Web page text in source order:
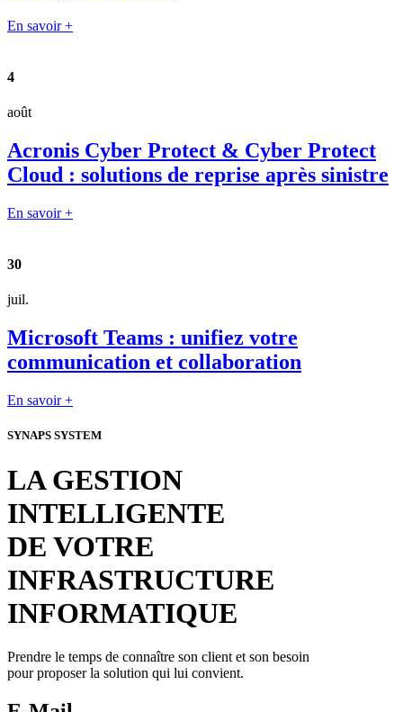
En savoir +
4
août
Acronis Cyber Protect & Cyber Protect
Cloud : solutions de reprise après sinistre
En savoir +
30
juil.
Microsoft Teams : unifiez votre
communication et collaboration
En savoir +
SYNAPS SYSTEM
LA GESTION
INTELLIGENTE
DE VOTRE
INFRASTRUCTURE
INFORMATIQUE
Prendre le temps de connaître son client et son besoin
pour proposer la solution qui lui convient.